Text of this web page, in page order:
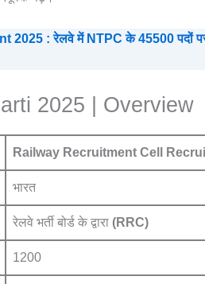
: रेलवे में NTPC के 45500 पदों पर
2025 | Overview
Railway Recruitment Cell
भारत
रेलवे भर्ती बोर्ड के द्वारा (RRC)
1200